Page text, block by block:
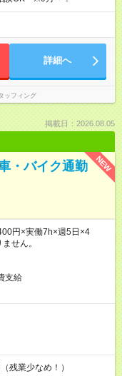
詳細へ
ッフィング
掲載日：2026.08.05
NEW
・バイク通勤
円×実働7h×週5日×4
せん。
支給
残業少なめ！）